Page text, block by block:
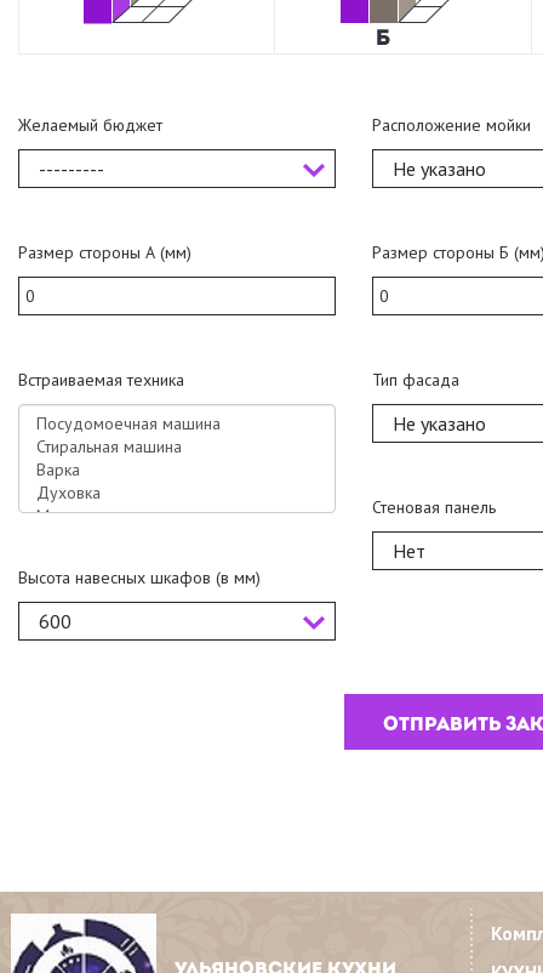
Желаемый бюджет
---------
Размер стороны А (мм)
Встраиваемая техника
Высота навесных шкафов (в мм)
600
Расположение мойки
Не указано
Размер стороны Б
Тип фасада
Не указано
Стеновая панель
Нет